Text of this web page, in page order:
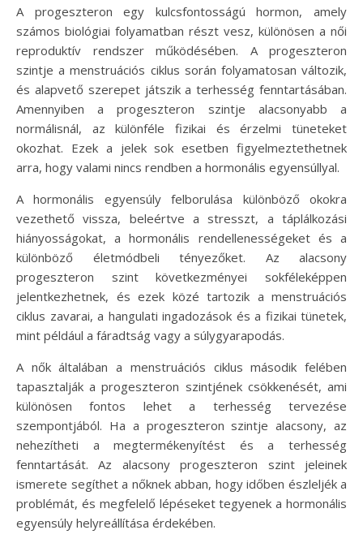
A progeszteron egy kulcsfontosságú hormon, amely
számos biológiai folyamatban részt vesz, különösen a női
reproduktív rendszer működésében. A progeszteron
szintje a menstruációs ciklus során folyamatosan változik,
és alapvető szerepet játszik a terhesség fenntartásában.
Amennyiben a progeszteron szintje alacsonyabb a
normálisnál, az különféle fizikai és érzelmi tüneteket
okozhat. Ezek a jelek sok esetben figyelmeztethetnek
arra, hogy valami nincs rendben a hormonális egyensúllyal.
A hormonális egyensúly felborulása különböző okokra
vezethető vissza, beleértve a stresszt, a táplálkozási
hiányosságokat, a hormonális rendellenességeket és a
különböző életmódbeli tényezőket. Az alacsony
progeszteron szint következményei sokféleképpen
jelentkezhetnek, és ezek közé tartozik a menstruációs
ciklus zavarai, a hangulati ingadozások és a fizikai tünetek,
mint például a fáradtság vagy a súlygyarapodás.
A nők általában a menstruációs ciklus második felében
tapasztalják a progeszteron szintjének csökkenését, ami
különösen fontos lehet a terhesség tervezése
szempontjából. Ha a progeszteron szintje alacsony, az
nehezítheti a megtermékenyítést és a terhesség
fenntartását. Az alacsony progeszteron szint jeleinek
ismerete segíthet a nőknek abban, hogy időben észleljék a
problémát, és megfelelő lépéseket tegyenek a hormonális
egyensúly helyreállítása érdekében.